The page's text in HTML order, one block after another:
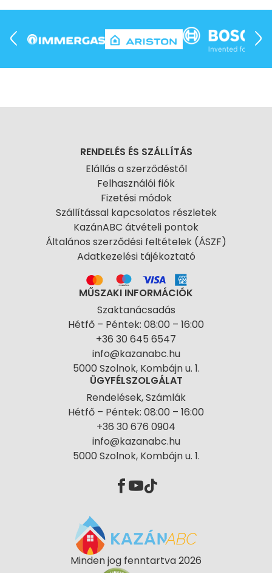
RENDELÉS ÉS SZÁLLÍTÁS
Elállás a szerződéstől
Felhasználói fiók
Fizetési módok
Szállítással kapcsolatos részletek
KazánABC átvételi pontok
Általános szerződési feltételek (ÁSZF)
Adatkezelési tájékoztató
MŰSZAKI INFORMÁCIÓK
Szaktanácsadás
Hétfő – Péntek: 08:00 – 16:00
+36 30 645 6547
info@kazanabc.hu
5000 Szolnok, Kombájn u. 1.
ÜGYFÉLSZOLGÁLAT
Rendelések, Számlák
Hétfő – Péntek: 08:00 – 16:00
+36 30 676 0904
info@kazanabc.hu
5000 Szolnok, Kombájn u. 1.
Minden jog fenntartva 2026